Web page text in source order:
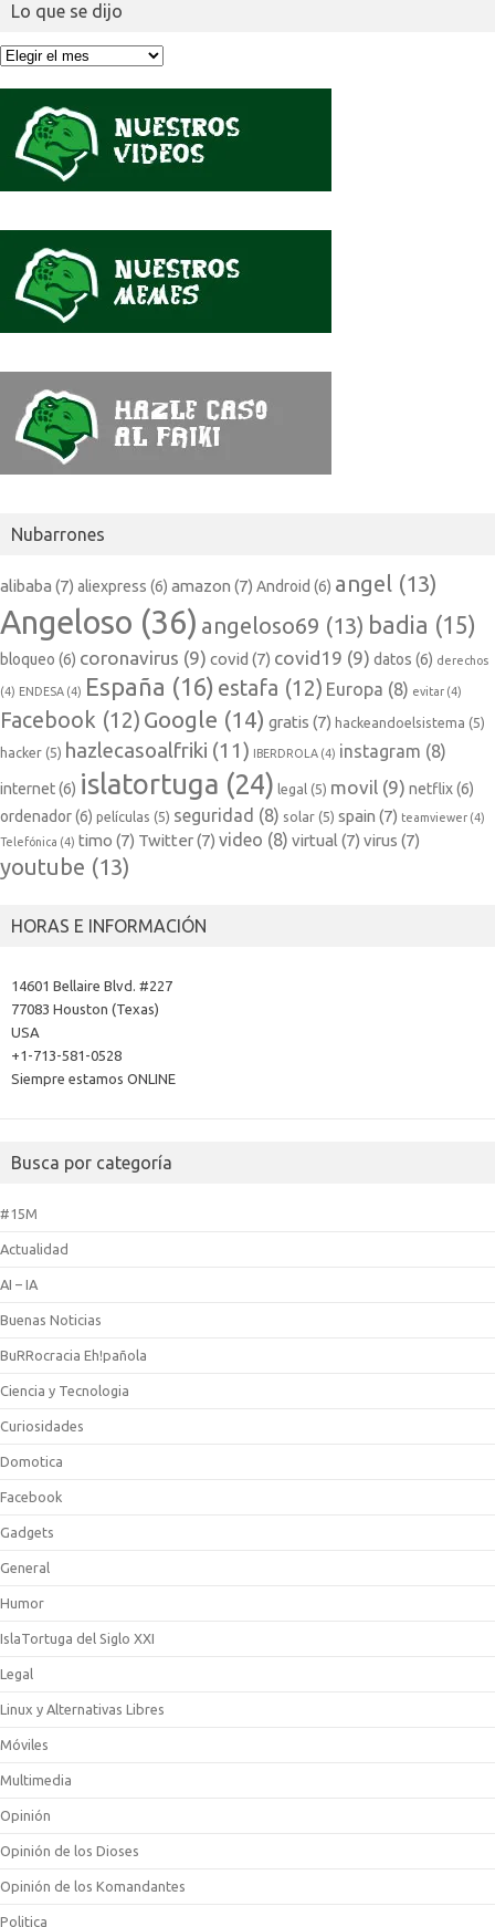
Lo que se dijo
Lo
Nubarrones
alibaba (7) aliexpress (6) amazon (7) Android (6) angel (13)
Angeloso (36) angeloso69 (13) badia (15)
bloqueo (6) coronavirus (9) covid (7) covid19 (9) datos (6) derechos
(4) ENDESA (4) España (16) estafa (12) Europa (8) evitar (4)
Facebook (12) Google (14) gratis (7) hackeandoelsistema (5)
hacker (5) hazlecasoalfriki (11) IBERDROLA (4) instagram (8)
internet(6) islatortuga (24) legal (5) movil (9) netflix(6)
ordenador(6) películas (5) seguridad (8) solar (5) spain (7) teamviewer (4)
Telefónica (4) timo (7) Twitter(7) video (8) virtual (7) virus (7)
youtube (13)
HORAS E INFORMACIÓN
14601 Bellaire Blvd. #227
77083 Houston (Texas)
USA
+1-713-581-0528
Siempre estamos ONLINE
Busca por categoría
#15M
Actualidad
AI – IA
Buenas Noticias
BuRRocracia Eh!pañola
Ciencia y Tecnologia
Curiosidades
Domotica
Facebook
Gadgets
General
Humor
IslaTortuga del Siglo XXI
Legal
Linux y Alternativas Libres
Móviles
Multimedia
Opinión
Opinión de los Dioses
Opinión de los Komandantes
Politica